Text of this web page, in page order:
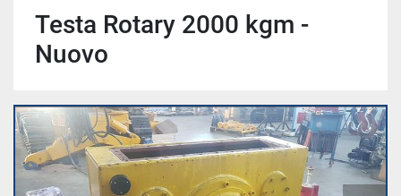
Testa Rotary 2000 kgm -
Nuovo